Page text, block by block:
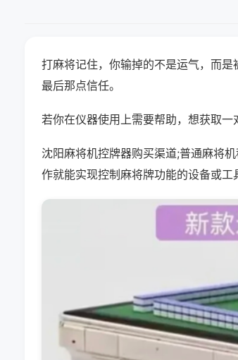
打麻将记住，你输掉的不是运气，而
最后那点信任。
若你在仪器使用上需要帮助，想获取
沈阳麻将机控牌器购买渠道;普通麻将
作就能实现控制麻将牌功能的设备或工